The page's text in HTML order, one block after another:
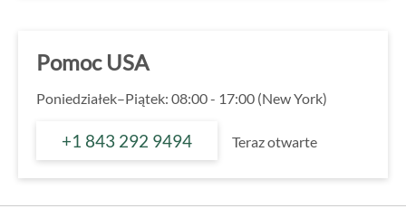
Pomoc USA
Poniedziałek–Piątek: 08:00 - 17:00 (New York)
+1 843 292 9494 Teraz otwarte